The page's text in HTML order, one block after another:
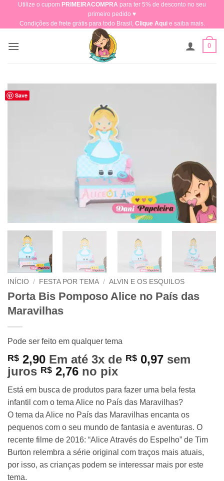
content
Utilize o cupom PRIMEIRACOMPRA para ter 5% de desconto no seu
primeiro pedido ♥​
Condições de frete grátis para todo Brasil, Clique Aquie saiba mais.
0
Save
INÍCIO / FESTA POR TEMA / ALVIN E OS ESQUILOS
Porta Bis Pomposo Alice no País das
Maravilhas
Pode ser feito em qualquer tema
R$ 2,90 Em até 3x de R$ 0,97 sem
juros R$ 2,76 no pix
Está em busca de produtos para fazer uma bela festa
infantil com o tema Alice no País das Maravilhas?
O tema da Alice no País das Maravilhas encanta os
pequenos com o seu mundo de fantasia e aventuras. O
recente filme de 2016: “Alice Através do Espelho” de Tim
Burton relembra a série original com traços mais atuais,
por isso, as crianças podem se interessar mais por este
tema.